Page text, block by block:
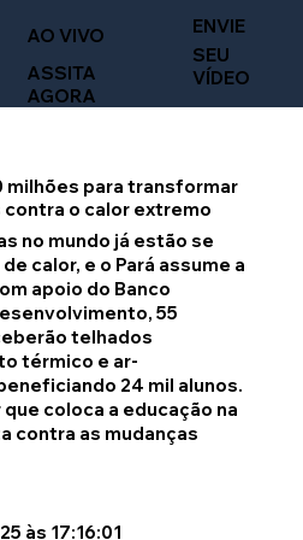
ASSITA
AGORA
AO VIVO
SEU
VÍDEO
ENVIE
milhões para transformar
o calor extremo
no mundo já estão se
calor, e o Pará assume a
apoio do Banco
55
telhados
térmico e ar-
24 mil alunos.
coloca a educação na
contra as mudanças
às 17:16:01